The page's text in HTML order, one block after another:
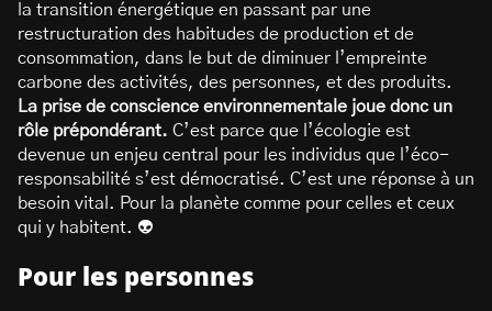
la transition énergétique en passant par une
restructuration des habitudes de production et de
consommation, dans le but de diminuer l’empreinte
carbone des activités, des personnes, et des produits.
La prise de conscience environnementale joue donc un
rôle prépondérant. C’est parce que l’écologie est
devenue un enjeu central pour les individus que l’éco-
responsabilité s’est démocratisé. C’est une réponse à un
besoin vital. Pour la planète comme pour celles et ceux
qui y habitent. 👽
Pour les personnes